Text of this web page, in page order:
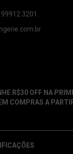
3201
R$30 OFF NA
COMPRAS A